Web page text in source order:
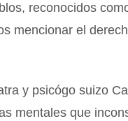
reconocidos
mencionar el
y psicógo suizo
mentales que